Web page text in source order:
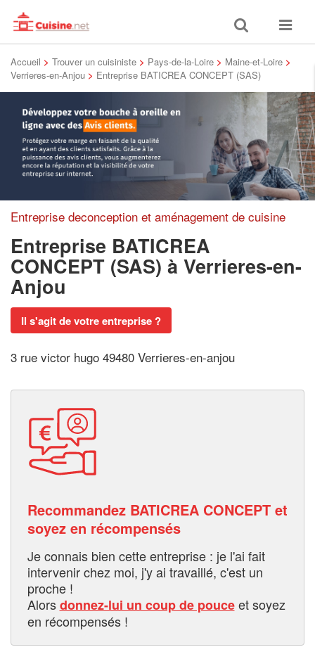
Toggle
search
Toggle
Accueil > Trouver un cuisiniste > Pays-de-la-Loire > Maine-et-Loire >
Verrieres-en-Anjou > Entreprise BATICREA CONCEPT (SAS)
Entreprise deconception et aménagement de cuisine
Entreprise BATICREA
CONCEPT (SAS) à Verrieres-en-
Anjou
Il s'agit de votre entreprise ?
3 rue victor hugo 49480 Verrieres-en-anjou
Recommandez BATICREA CONCEPT et
soyez en récompensés
Je connais bien cette entreprise : je l'ai fait
intervenir chez moi, j'y ai travaillé, c'est un
proche !
Alorsdonnez-lui un coup de pouceet soyez
en récompensés !